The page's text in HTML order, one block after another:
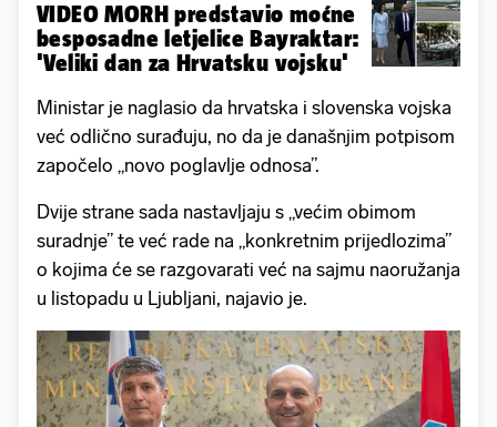
VIDEO MORH predstavio moćne
besposadne letjelice Bayraktar:
'Veliki dan za Hrvatsku vojsku'
Ministar je naglasio da hrvatska i slovenska vojska
već odlično surađuju, no da je današnjim potpisom
započelo „novo poglavlje odnosa”.
Dvije strane sada nastavljaju s „većim obimom
suradnje” te već rade na „konkretnim prijedlozima”
o kojima će se razgovarati već na sajmu naoružanja
u listopadu u Ljubljani, najavio je.